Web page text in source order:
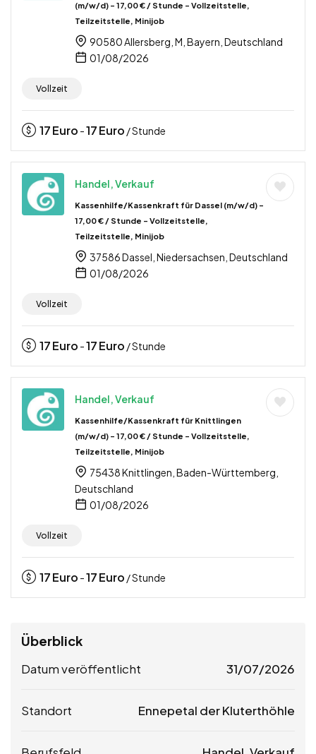
(m/w/d) – 17,00 € / Stunde – Vollzeitstelle,
Teilzeitstelle, Minijob
90580 Allersberg, M, Bayern, Deutschland
01/08/2026
Vollzeit
17Euro -17Euro / Stunde
Handel, Verkauf
Kassenhilfe/Kassenkraft für Dassel (m/w/d) –
17,00 € / Stunde – Vollzeitstelle,
Teilzeitstelle, Minijob
37586 Dassel, Niedersachsen, Deutschland
01/08/2026
Vollzeit
17Euro -17Euro / Stunde
Handel, Verkauf
Kassenhilfe/Kassenkraft für Knittlingen
(m/w/d) – 17,00 € / Stunde – Vollzeitstelle,
Teilzeitstelle, Minijob
75438 Knittlingen, Baden-Württemberg,
Deutschland
01/08/2026
Vollzeit
17Euro -17Euro / Stunde
Überblick
Datum veröffentlicht 31/07/2026
Standort Ennepetal der Kluterthöhle